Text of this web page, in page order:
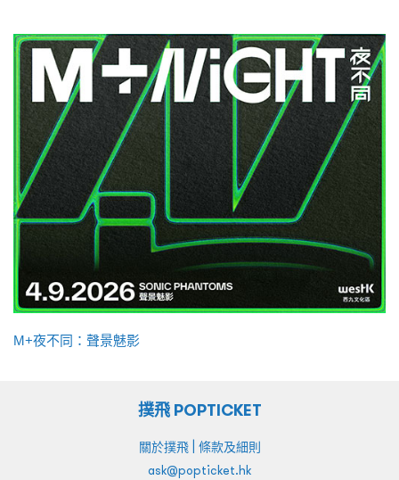
M+夜不同：聲景魅影
撲飛 POPTICKET
關於撲飛| 條款及細則
ask@popticket.hk